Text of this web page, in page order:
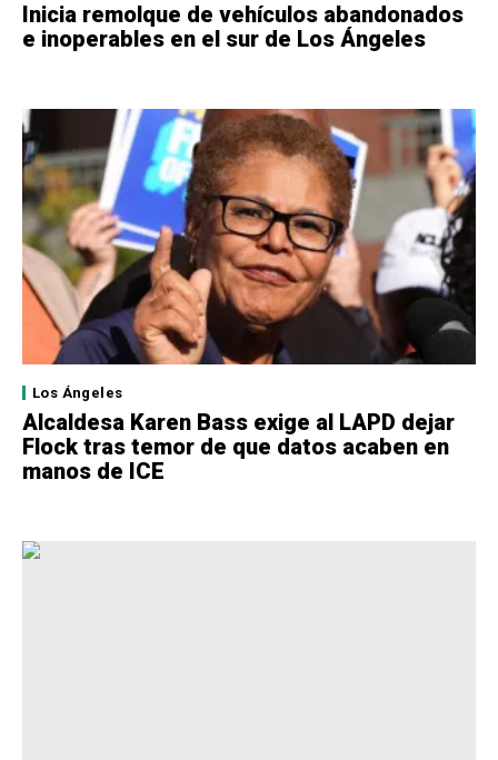
Inicia remolque de vehículos abandonados
e inoperables en el sur de Los Ángeles
Los Ángeles
Alcaldesa Karen Bass exige al LAPD dejar
Flock tras temor de que datos acaben en
manos de ICE